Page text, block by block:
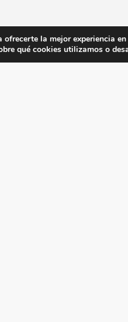
la mejor experiencia
qué cookies utilizamos o